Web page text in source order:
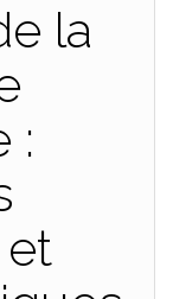
la
: